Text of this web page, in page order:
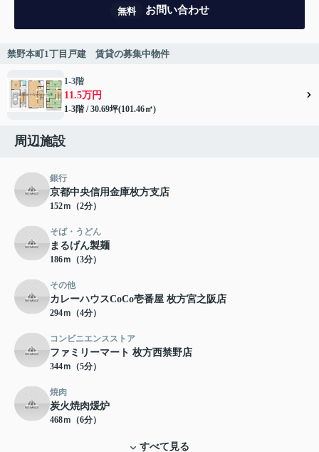
無料 お問い合わせ
禁野本町1丁目戸建 賃貸の募集中物件
1-3階
11.5万円
1-3階 / 30.69坪(101.46㎡)
周辺施設
銀行
京都中央信用金庫枚方支店
152ｍ（2分）
そば・うどん
まるげん製麺
186ｍ（3分）
その他
カレーハウスCoCo壱番屋 枚方宮之阪店
294ｍ（4分）
コンビニエンスストア
ファミリーマート 枚方西禁野店
344ｍ（5分）
焼肉
炭火焼肉煖炉
468ｍ（6分）
すべて見る